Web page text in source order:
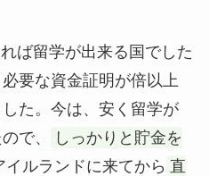
ば留学が出来る国でした
要な資金証明が倍以上
た。今は、安く留学が
で、
しっかりと貯金を
イルランドに来てから 直